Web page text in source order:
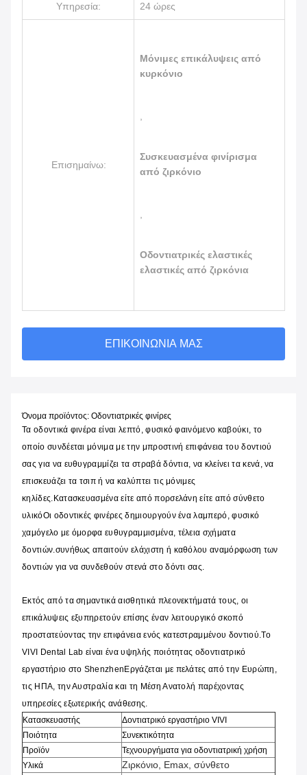
Υπηρεσία: 24 ώρες
Επισημαίνω:
Μόνιμες επικάλυψεις από
κυρκόνιο
Συσκευασμένα φινίρισμα
από ζιρκόνιο
Οδοντιατρικές ελαστικές
ελαστικές από ζιρκόνια
ΕΠΙΚΟΙΝΩΝΊΑ ΜΑΣ
Όνομα προϊόντος: Οδοντιατρικές φινίρες
Τα οδοντικά φινέρα είναι λεπτό, φυσικό φαινόμενο καβούκι, το
οποίο συνδέεται μόνιμα με την μπροστινή επιφάνεια του δοντιού
σας για να ευθυγραμμίζει τα στραβά δόντια, να κλείνει τα κενά, να
επισκευάζει τα τσιπ ή να καλύπτει τις μόνιμες
κηλίδες.Κατασκευασμένα είτε από πορσελάνη είτε από σύνθετο
υλικόΟι οδοντικές φινέρες δημιουργούν ένα λαμπερό, φυσικό
χαμόγελο με όμορφα ευθυγραμμισμένα, τέλεια σχήματα
δοντιών.συνήθως απαιτούν ελάχιστη ή καθόλου αναμόρφωση των
δοντιών για να συνδεθούν στενά στο δόντι σας.
Εκτός από τα σημαντικά αισθητικά πλεονεκτήματά τους, οι
επικάλυψεις εξυπηρετούν επίσης έναν λειτουργικό σκοπό
προστατεύοντας την επιφάνεια ενός κατεστραμμένου δοντιού.Το
VIVI Dental Lab είναι ένα υψηλής ποιότητας οδοντιατρικό
εργαστήριο στο ShenzhenΕργάζεται με πελάτες από την Ευρώπη,
τις ΗΠΑ, την Αυστραλία και τη Μέση Ανατολή παρέχοντας
υπηρεσίες εξωτερικής ανάθεσης.
Κατασκευαστής
Δοντιατρικό εργαστήριο VIVI
Ποιότητα
Συνεκτικότητα
Προϊόν
Τεχνουργήματα για οδοντιατρική χρήση
Υλικά
Ζιρκόνιο, Emax, σύνθετο